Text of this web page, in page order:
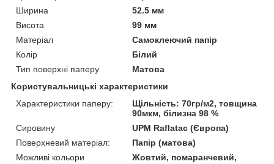
Ширина
52.5 мм
Висота
99 мм
Матеріал
Самоклеючий папір
Колір
Білий
Тип поверхні паперу
Матова
Користувальницькі характеристики
Характеристики паперу:
Щільність: 70гр/м2, товщина
90мкм, білизна 98 %
Сировину
UPM Raflatac (Європа)
Поверхневий матеріал:
Папір (матова)
Можливі кольори
Жовтий, помаранчевий,